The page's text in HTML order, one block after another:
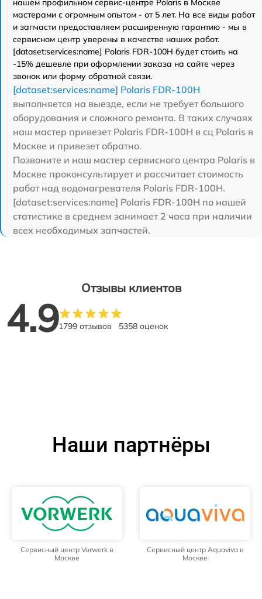
нашем профильном сервис-центре Polaris в Москве
мастерами с огромным опытом - от 5 лет. На все виды работ
и запчасти предоставляем расширенную гарантию - мы в
сервисном центр уверены в качестве наших работ.
[dataset:services:name] Polaris FDR-100H будет стоить на
-15% дешевле при оформлении заказа на сайте через
звонок или форму обратной связи.
[dataset:services:name] Polaris FDR-100H
выполняется на выезде, если не требует большого
оборудования и сложного ремонта. В таких случаях
наш мастер привезет Polaris FDR-100H в сц Polaris в
Москве и привезет обратно.
Позвоните и наш мастер сервисного центра Polaris в
Москве проконсультирует и рассчитает стоимость
работ над водонагревателя Polaris FDR-100H.
[dataset:services:name] Polaris FDR-100H по нашей
статистике в среднем занимает 2 часа при наличии
всех необходимых запчастей.
Отзывы клиентов
4.91799 отзывов 5358 оценок
Наши партнёры
Сервисный центр Vorwerk в
Москве
Сервисный центр Aquaviva в
Москве